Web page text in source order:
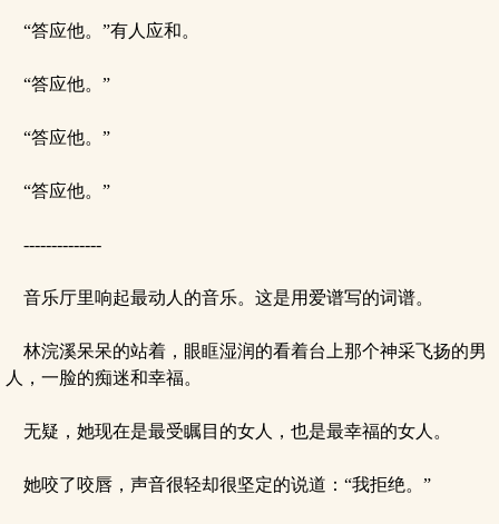
“答应他。”有人应和。
“答应他。”
“答应他。”
“答应他。”
--------------
音乐厅里响起最动人的音乐。这是用爱谱写的词谱。
林浣溪呆呆的站着，眼眶湿润的看着台上那个神采飞扬的男
人，一脸的痴迷和幸福。
无疑，她现在是最受瞩目的女人，也是最幸福的女人。
她咬了咬唇，声音很轻却很坚定的说道：“我拒绝。”